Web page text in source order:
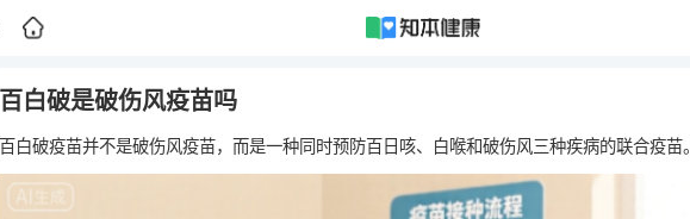
百白破是破伤风疫苗吗
百白破疫苗并不是破伤风疫苗，而是一种同时预防百日咳、白喉和破伤风三种疾病的联合疫苗